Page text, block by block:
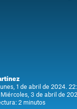
1 de abril de 2024.
3 de abril de
2 minutos